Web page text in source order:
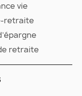
vie
retraite
retraite